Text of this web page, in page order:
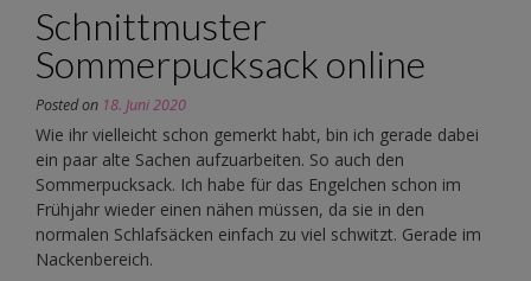
Schnittmuster
Sommerpucksack online
Posted on 18. Juni 2020
Wie ihr vielleicht schon gemerkt habt, bin ich gerade dabei
ein paar alte Sachen aufzuarbeiten. So auch den
Sommerpucksack. Ich habe für das Engelchen schon im
Frühjahr wieder einen nähen müssen, da sie in den
normalen Schlafsäcken einfach zu viel schwitzt. Gerade im
Nackenbereich.